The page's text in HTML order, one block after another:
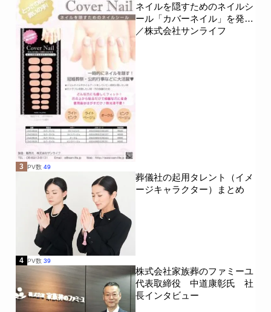
ネイルを隠すためのネイルシ
ール「カバーネイル」を発売
／株式会社サンライフ
3 PV数 49
葬儀社の起用タレント（イメ
ージキャラクター）まとめ
4 PV数 39
株式会社家族葬のファミーユ
代表取締役 中道康彰氏 社
長インタビュー